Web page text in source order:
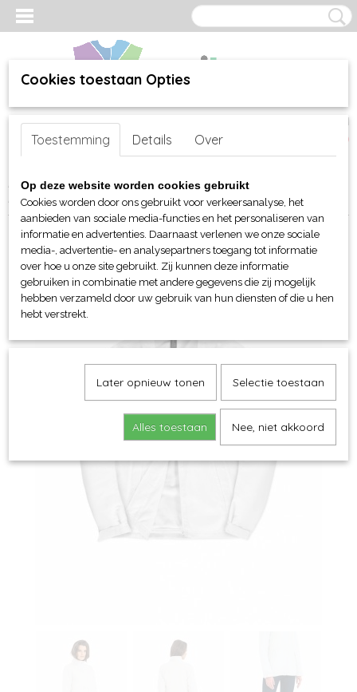
Inloggen Registreren
(0)
Home >webshop>Per merk >B&C> Voor haar
Bodywarmers> B&C Multi Active jack
Cookies toestaan Opties
Toestemming Details Over
Op deze website worden cookies gebruikt
Cookies worden door ons gebruikt voor verkeersanalyse, het
aanbieden van sociale media-functies en het personaliseren van
informatie en advertenties. Daarnaast verlenen we onze sociale
media-, advertentie- en analysepartners toegang tot informatie
over hoe u onze site gebruikt. Zij kunnen deze informatie
gebruiken in combinatie met andere gegevens die zij mogelijk
hebben verzameld door uw gebruik van hun diensten of die u hen
hebt verstrekt.
Later opnieuw tonen Selectie toestaan
Alles toestaan Nee, niet akkoord